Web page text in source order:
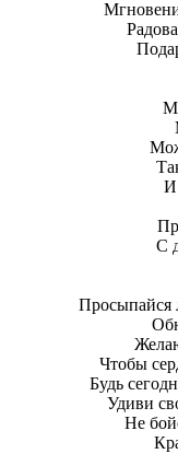
И
С
Просыпайся
Чтобы
Будь
Удиви
Не